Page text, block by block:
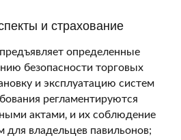
и страхование
определенные
безопасности торговых
и эксплуатацию систем
регламентируются
актами‚ и их соблюдение
для владельцев павильонов;